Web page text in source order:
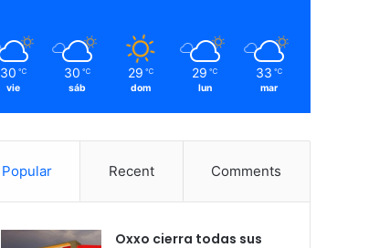
30 ℃
vie
30 ℃
sáb
29 ℃
dom
29 ℃
lun
33 ℃
mar
Popular Recent Comments
Oxxo cierra todas sus